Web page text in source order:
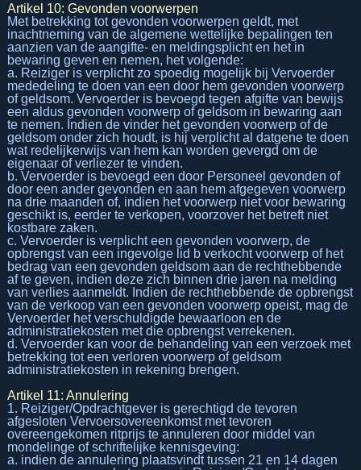
Artikel 10: Gevonden voorwerpen
Met betrekking tot gevonden voorwerpen geldt, met
inachtneming van de algemene wettelijke bepalingen ten
aanzien van de aangifte- en meldingsplicht en het in
bewaring geven en nemen, het volgende:
a. Reiziger is verplicht zo spoedig mogelijk bij Vervoerder
mededeling te doen van een door hem gevonden voorwerp
of geldsom. Vervoerder is bevoegd tegen afgifte van bewijs
een aldus gevonden voorwerp of geldsom in bewaring aan
te nemen. Indien de vinder het gevonden voorwerp of de
geldsom onder zich houdt, is hij verplicht al datgene te doen
wat redelijkerwijs van hem kan worden gevergd om de
eigenaar of verliezer te vinden.
b. Vervoerder is bevoegd een door Personeel gevonden of
door een ander gevonden en aan hem afgegeven voorwerp
na drie maanden of, indien het voorwerp niet voor bewaring
geschikt is, eerder te verkopen, voorzover het betreft niet
kostbare zaken.
c. Vervoerder is verplicht een gevonden voorwerp, de
opbrengst van een ingevolge lid b verkocht voorwerp of het
bedrag van een gevonden geldsom aan de rechthebbende
af te geven, indien deze zich binnen drie jaren na melding
van verlies aanmeldt. Indien de rechthebbende de opbrengst
van de verkoop van een gevonden voorwerp opeist, mag de
Vervoerder het verschuldigde bewaarloon en de
administratiekosten met die opbrengst verrekenen.
d. Vervoerder kan voor de behandeling van een verzoek met
betrekking tot een verloren voorwerp of geldsom
administratiekosten in rekening brengen.
Artikel 11: Annulering
1. Reiziger/Opdrachtgever is gerechtigd de tevoren
afgesloten Vervoersovereenkomst met tevoren
overeengekomen ritprijs te annuleren door middel van
mondelinge of schriftelijke kennisgeving:
a. indien de annulering plaatsvindt tussen 21 en 14 dagen